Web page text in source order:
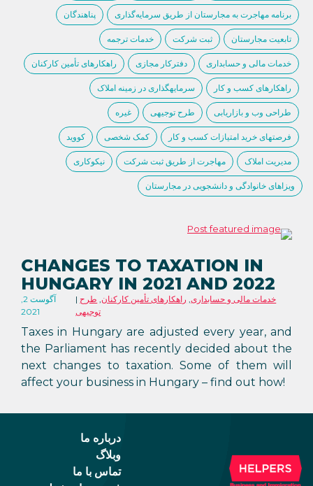
برنامه مهاجرت به مجارستان از طریق سرمایه‌گذاری پناهندگان
تابعیت مجارستان ثبت شرکت خدمات ترجمه
خدمات مالی و حسابداری دفترکار مجازی راهکارهای تأمین کارکنان
راهکارهای کسب و کار سرمایهگذاری در زمینه املاک
طراحی وب و بازاریابی طرح توجیهی غیره
فرصتهای خرید امتیازات کسب و کار کمک شخصی کووید
مدیریت املاک مهاجرت از طریق ثبت شرکت نیکوکاری
ویزاهای خانوادگی و دانشجویی در مجارستان
CHANGES TO TAXATION IN
HUNGARY IN 2021 AND 2022
آگوست 2,
2021
خدمات مالی و حسابداری, راهکارهای تأمین کارکنان, طرح
توجیهی
Taxes in Hungary are adjusted every year, and
the Parliament has recently decided about the
next changes to taxation. Some of them will
affect your business in Hungary – find out how!
درباره ما
وبلاگ
تماس با ما